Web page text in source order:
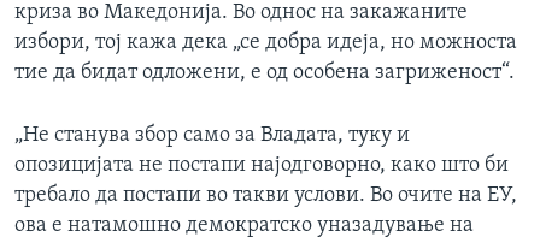
криза во Македонија. Во однос на закажаните
избори, тој кажа дека „се добра идеја, но можноста
тие да бидат одложени, е од особена загриженост“.
„Не станува збор само за Владата, туку и
опозицијата не постапи најодговорно, како што би
требало да постапи во такви услови. Во очите на ЕУ,
ова е натамошно демократско уназадување на